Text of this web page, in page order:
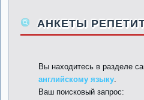
АНКЕТЫ
Вы находитесь в разделе
английскому языку.
Ваш поисковый запрос: